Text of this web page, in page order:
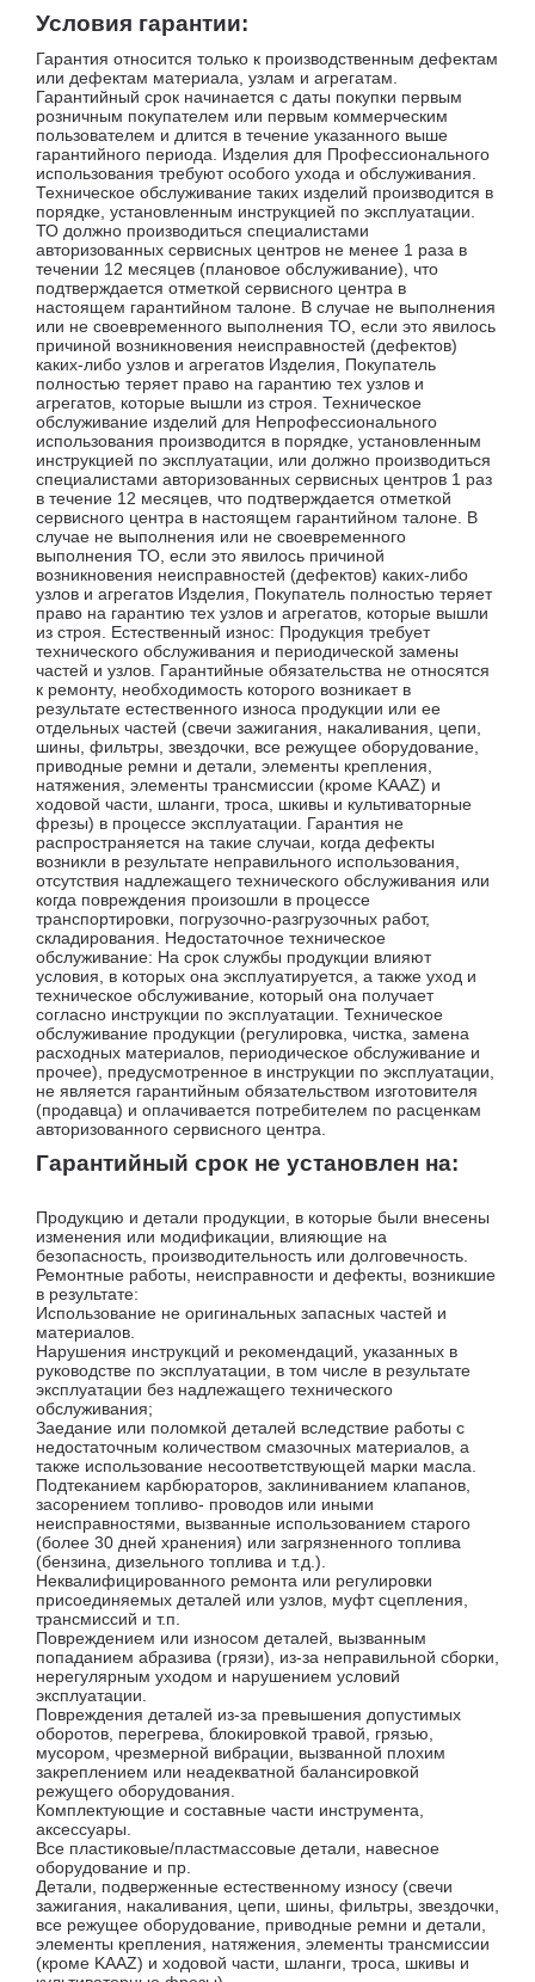
Условия гарантии:
Гарантия относится только к производственным дефектам
или дефектам материала, узлам и агрегатам.
Гарантийный срок начинается с даты покупки первым
розничным покупателем или первым коммерческим
пользователем и длится в течение указанного выше
гарантийного периода. Изделия для Профессионального
использования требуют особого ухода и обслуживания.
Техническое обслуживание таких изделий производится в
порядке, установленным инструкцией по эксплуатации.
ТО должно производиться специалистами
авторизованных сервисных центров не менее 1 раза в
течении 12 месяцев (плановое обслуживание), что
подтверждается отметкой сервисного центра в
настоящем гарантийном талоне. В случае не выполнения
или не своевременного выполнения ТО, если это явилось
причиной возникновения неисправностей (дефектов)
каких-либо узлов и агрегатов Изделия, Покупатель
полностью теряет право на гарантию тех узлов и
агрегатов, которые вышли из строя. Техническое
обслуживание изделий для Непрофессионального
использования производится в порядке, установленным
инструкцией по эксплуатации, или должно производиться
специалистами авторизованных сервисных центров 1 раз
в течение 12 месяцев, что подтверждается отметкой
сервисного центра в настоящем гарантийном талоне. В
случае не выполнения или не своевременного
выполнения ТО, если это явилось причиной
возникновения неисправностей (дефектов) каких-либо
узлов и агрегатов Изделия, Покупатель полностью теряет
право на гарантию тех узлов и агрегатов, которые вышли
из строя. Естественный износ: Продукция требует
технического обслуживания и периодической замены
частей и узлов. Гарантийные обязательства не относятся
к ремонту, необходимость которого возникает в
результате естественного износа продукции или ее
отдельных частей (свечи зажигания, накаливания, цепи,
шины, фильтры, звездочки, все режущее оборудование,
приводные ремни и детали, элементы крепления,
натяжения, элементы трансмиссии (кроме KAAZ) и
ходовой части, шланги, троса, шкивы и культиваторные
фрезы) в процессе эксплуатации. Гарантия не
распространяется на такие случаи, когда дефекты
возникли в результате неправильного использования,
отсутствия надлежащего технического обслуживания или
когда повреждения произошли в процессе
транспортировки, погрузочно-разгрузочных работ,
складирования. Недостаточное техническое
обслуживание: На срок службы продукции влияют
условия, в которых она эксплуатируется, а также уход и
техническое обслуживание, который она получает
согласно инструкции по эксплуатации. Техническое
обслуживание продукции (регулировка, чистка, замена
расходных материалов, периодическое обслуживание и
прочее), предусмотренное в инструкции по эксплуатации,
не является гарантийным обязательством изготовителя
(продавца) и оплачивается потребителем по расценкам
авторизованного сервисного центра.
Гарантийный срок не установлен на:
Продукцию и детали продукции, в которые были внесены
изменения или модификации, влияющие на
безопасность, производительность или долговечность.
Ремонтные работы, неисправности и дефекты, возникшие
в результате:
Использование не оригинальных запасных частей и
материалов.
Нарушения инструкций и рекомендаций, указанных в
руководстве по эксплуатации, в том числе в результате
эксплуатации без надлежащего технического
обслуживания;
Заедание или поломкой деталей вследствие работы с
недостаточным количеством смазочных материалов, а
также использование несоответствующей марки масла.
Подтеканием карбюраторов, заклиниванием клапанов,
засорением топливо- проводов или иными
неисправностями, вызванные использованием старого
(более 30 дней хранения) или загрязненного топлива
(бензина, дизельного топлива и т.д.).
Неквалифицированного ремонта или регулировки
присоединяемых деталей или узлов, муфт сцепления,
трансмиссий и т.п.
Повреждением или износом деталей, вызванным
попаданием абразива (грязи), из-за неправильной сборки,
нерегулярным уходом и нарушением условий
эксплуатации.
Повреждения деталей из-за превышения допустимых
оборотов, перегрева, блокировкой травой, грязью,
мусором, чрезмерной вибрации, вызванной плохим
закреплением или неадекватной балансировкой
режущего оборудования.
Комплектующие и составные части инструмента,
аксессуары.
Все пластиковые/пластмассовые детали, навесное
оборудование и пр.
Детали, подверженные естественному износу (свечи
зажигания, накаливания, цепи, шины, фильтры, звездочки,
все режущее оборудование, приводные ремни и детали,
элементы крепления, натяжения, элементы трансмиссии
(кроме KAAZ) и ходовой части, шланги, троса, шкивы и